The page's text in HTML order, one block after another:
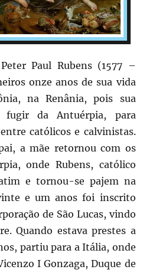
Paul Rubens (1577 –
onze anos de sua vida
na Renânia, pois sua
da Antuérpia, para
católicos e calvinistas.
a mãe retornou com os
onde Rubens, católico
e tornou-se pajem na
e um anos foi inscrito
de São Lucas, vindo
Quando estava prestes a
partiu para a Itália, onde
I Gonzaga, Duque de